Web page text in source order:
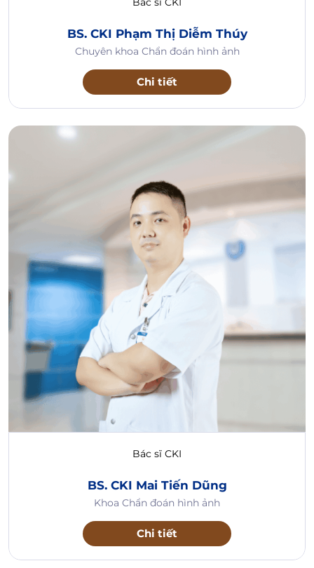
BS. CKI Phạm Thị Diễm Thúy
Chuyên khoa Chẩn đoán hình ảnh
Chi tiết
Bác sĩ CKI
BS. CKI Mai Tiến Dũng
Khoa Chẩn đoán hình ảnh
Chi tiết